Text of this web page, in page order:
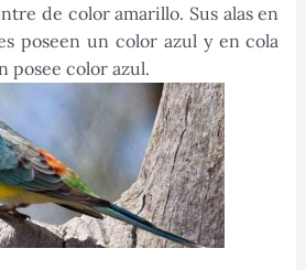
de color amarillo. Sus alas en
poseen un color azul y en cola
posee color azul.